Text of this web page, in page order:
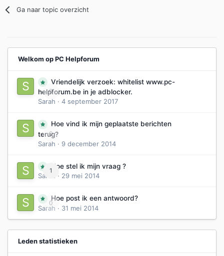
Ga naar topic overzicht
Welkom op PC Helpforum
0
Vriendelijk verzoek: whitelist www.pc-
helpforum.be in je adblocker.
Sarah · 4 september 2017
0
Hoe vind ik mijn geplaatste berichten
terug?
Sarah · 9 december 2014
1
Hoe stel ik mijn vraag ?
Sarah
· 29 mei 2014
0
Hoe post ik een antwoord?
Sarah · 31 mei 2014
Leden statistieken